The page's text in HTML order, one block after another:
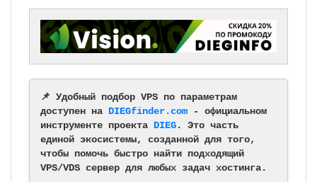
📌 Удобный подбор VPS по параметрам
доступен на DIEGfinder.com - официальном
инструменте проекта DIEG. Это часть
единой экосистемы, созданной для того,
чтобы помочь быстро найти подходящий
VPS/VDS сервер для любых задач хостинга.